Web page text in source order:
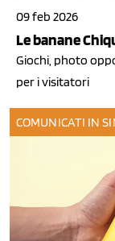
09 feb 2026
Le banane
Giochi, photo
per i visitatori
COMUNICATI IN